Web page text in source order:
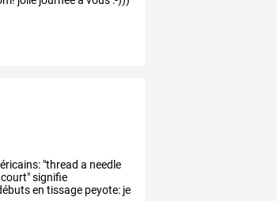
"thread a needle
court"signifie
en tissage peyote: je